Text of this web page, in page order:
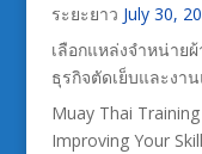
ระยะยาว July 30,
เลือกแหล่งจำหน่าย
ธุรกิจตัดเย็บและงา
Muay Thai
Improving Your